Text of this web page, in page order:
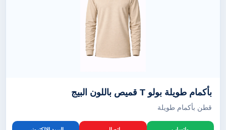
بأكمام طويلة بولو T قميص باللون البيج
قطن بأكمام طويلة